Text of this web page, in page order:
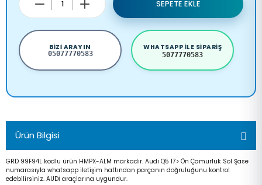
SEPETE EKLE
BIZI ARAYIN
05077770583
WHATSAPP ILE SIPARIŞ
5077770583
Ürün Bilgisi
GRD 99F94L kodlu ürün HMPX-ALM markadır. Audi Q5 17> Ön Çamurluk Sol Şase
numarasıyla whatsapp iletişim hattından parçanın doğruluğunu kontrol
edebilirsiniz. AUDİ araçlarına uygundur.